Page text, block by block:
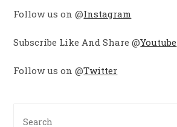
Follow us on @Instagram
Subscribe Like And Share @Youtube
Follow us on @Twitter